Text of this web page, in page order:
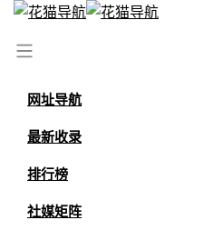
网址导航
最新收录
排行榜
社媒矩阵